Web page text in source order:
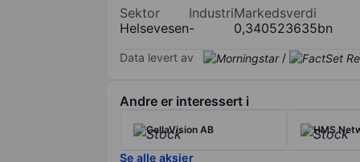
Sektor
Helsevesen
Industri
-
Markedsverdi
0,340523635bn
Data levert av /
Andre er interessert i
CellaVision AB HMS
Se alle aksjer